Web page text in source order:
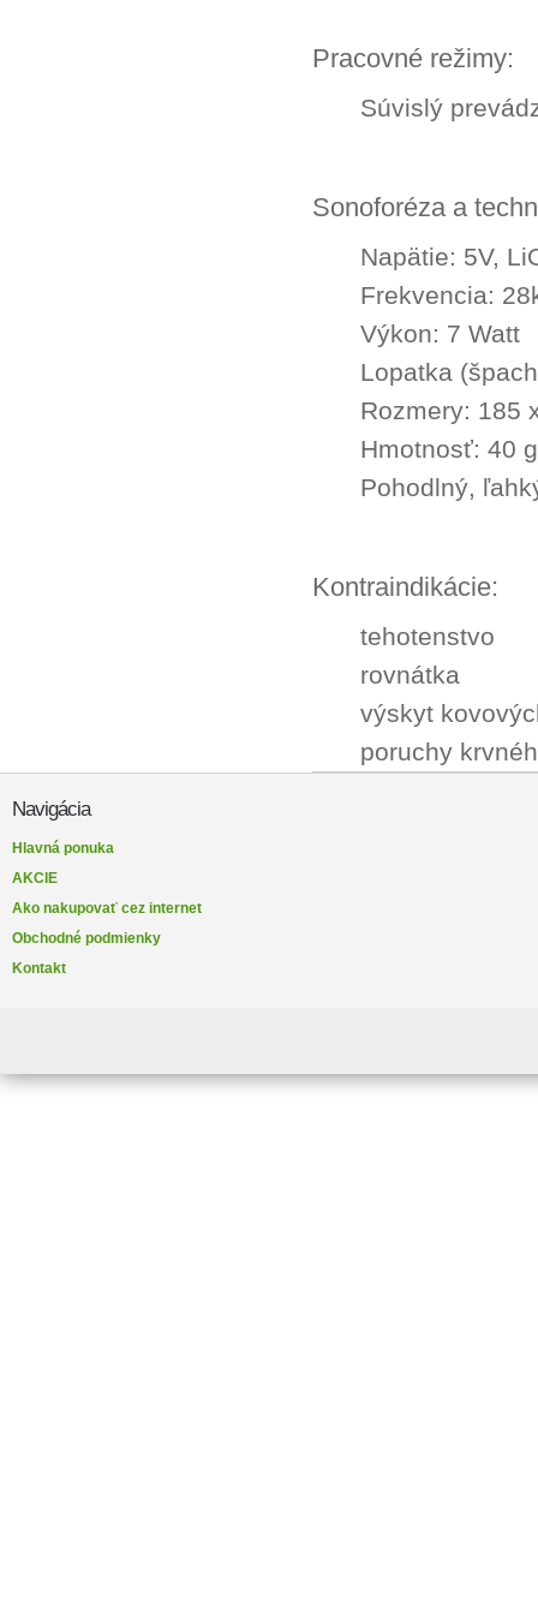
Pracovné režimy:
Súvislý
Sonoforéza a
Napätie: 5V,
Frekvencia:
Výkon: 7 Watt
Lopatka
Rozmery: 185
Hmotnosť: 40 g
Pohodlný,
Kontraindikácie:
tehotenstvo
rovnátka
výskyt
poruchy
Navigácia
Hlavná ponuka
AKCIE
Ako nakupovať cez internet
Obchodné podmienky
Kontakt